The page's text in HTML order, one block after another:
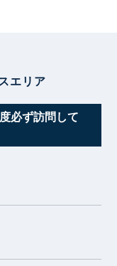
エリア
必ず訪問して